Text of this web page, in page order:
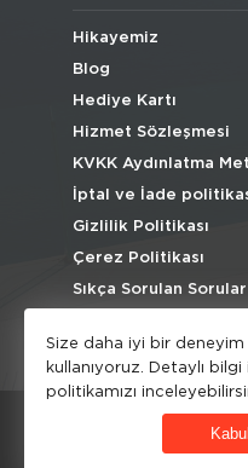
Hikayemiz
Blog
Hediye Kartı
Hizmet Sözleşmesi
KVKK Aydınlatma
İptal ve İade
Gizlilik Politikası
Çerez Politikası
Sıkça Sorulan Sorular
© HipoKid 2026 . All
Size daha iyi bir
kullanıyoruz. Detaylı bilgi
politikamızı